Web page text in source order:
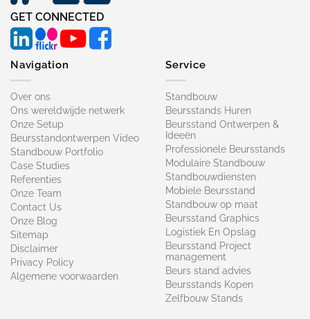
GET CONNECTED
Navigation
Over ons
Ons wereldwijde netwerk
Onze Setup
Beursstandontwerpen Video
Standbouw Portfolio
Case Studies
Referenties
Onze Team
Contact Us
Onze Blog
Sitemap
Disclaimer
Privacy Policy
Algemene voorwaarden
Service
Standbouw
Beursstands Huren
Beursstand Ontwerpen &
Ideeën
Professionele Beursstands
Modulaire Standbouw
Standbouwdiensten
Mobiele Beursstand
Standbouw op maat​
Beursstand Graphics
Logistiek En Opslag
Beursstand Project
management
Beurs stand advies
Beursstands Kopen
Zelfbouw Stands